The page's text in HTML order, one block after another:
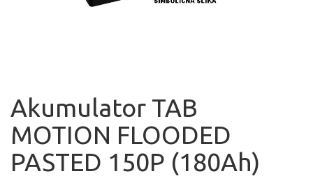
Akumulator TAB
MOTION FLOODED
PASTED 150P (180Ah)